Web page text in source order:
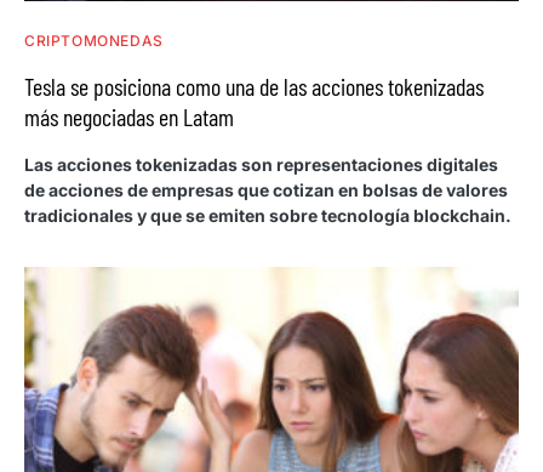
CRIPTOMONEDAS
Tesla se posiciona como una de las acciones tokenizadas
más negociadas en Latam
Las acciones tokenizadas son representaciones digitales
de acciones de empresas que cotizan en bolsas de valores
tradicionales y que se emiten sobre tecnología blockchain.